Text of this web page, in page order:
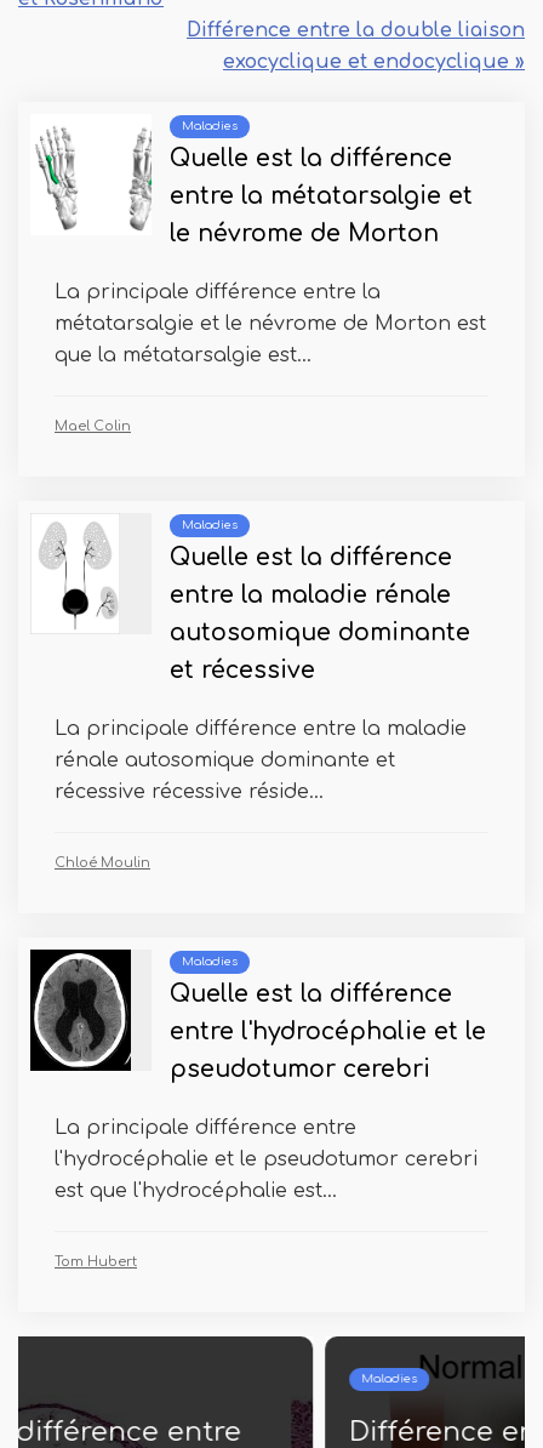
Différence entre la double liaison
exocyclique et endocyclique »
Maladies
Quelle est la différence
entre la métatarsalgie et
le névrome de Morton
La principale différence entre la
métatarsalgie et le névrome de Morton est
que la métatarsalgie est...
Mael Colin
Maladies
Quelle est la différence
entre la maladie rénale
autosomique dominante
et récessive
La principale différence entre la maladie
rénale autosomique dominante et
récessive récessive réside...
Chloé Moulin
Maladies
Quelle est la différence
entre l'hydrocéphalie et le
pseudotumor cerebri
La principale différence entre
l'hydrocéphalie et le pseudotumor cerebri
est que l'hydrocéphalie est...
Tom Hubert
Différence entre l'arthrite et